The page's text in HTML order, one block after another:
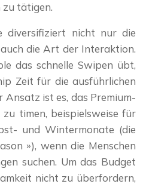
tätigen.
diversifiziert nicht nur die
die Art der Interaktion.
das schnelle Swipen übt,
Zeit für die ausführlichen
Ansatz ist es, das Premium-
timen, beispielsweise für
und Wintermonate (die
»), wenn die Menschen
suchen. Um das Budget
nicht zu überfordern,